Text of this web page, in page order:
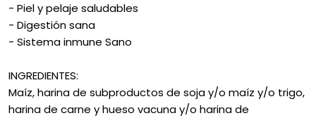
- Piel y pelaje saludables
- Digestión sana
- Sistema inmune Sano
INGREDIENTES:
Maíz, harina de subproductos de soja y/o maíz y/o trigo,
harina de carne y hueso vacuna y/o harina de